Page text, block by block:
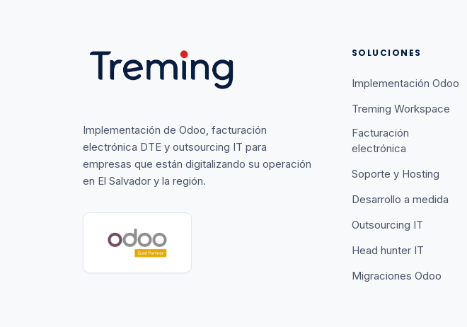
Implementación de Odoo, facturación
electrónica DTE y outsourcing IT para
empresas que están digitalizando su operación
en El Salvador y la región.
SOLUCIONES
Implementación Odoo
Treming Workspace
Facturación
electrónica
Soporte y Hosting
Desarrollo a medida
Outsourcing IT
Head hunter IT
Migraciones Odoo